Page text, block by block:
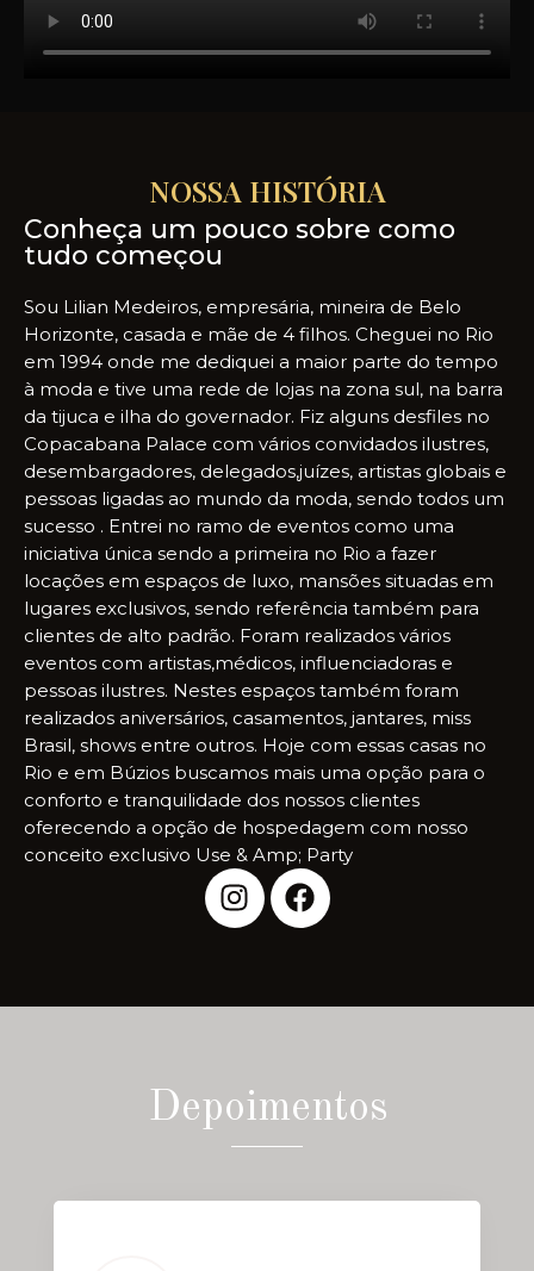
NOSSA HISTÓRIA
Conheça um pouco sobre como
tudo começou
Sou Lilian Medeiros, empresária, mineira de Belo
Horizonte, casada e mãe de 4 filhos. Cheguei no Rio
em 1994 onde me dediquei a maior parte do tempo
à moda e tive uma rede de lojas na zona sul, na barra
da tijuca e ilha do governador. Fiz alguns desfiles no
Copacabana Palace com vários convidados ilustres,
desembargadores, delegados,juízes, artistas globais e
pessoas ligadas ao mundo da moda, sendo todos um
sucesso . Entrei no ramo de eventos como uma
iniciativa única sendo a primeira no Rio a fazer
locações em espaços de luxo, mansões situadas em
lugares exclusivos, sendo referência também para
clientes de alto padrão. Foram realizados vários
eventos com artistas,médicos, influenciadoras e
pessoas ilustres. Nestes espaços também foram
realizados aniversários, casamentos, jantares, miss
Brasil, shows entre outros. Hoje com essas casas no
Rio e em Búzios buscamos mais uma opção para o
conforto e tranquilidade dos nossos clientes
oferecendo a opção de hospedagem com nosso
conceito exclusivo Use & Amp; Party
Depoimentos